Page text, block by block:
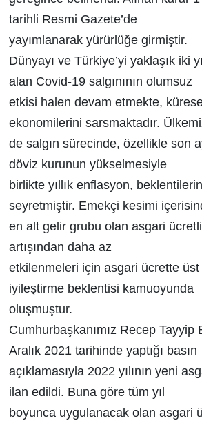
tarihli Resmi Gazete’de
yayımlanarak yürürlüğe girmiştir.
Dünyayı ve Türkiye’yi yaklaşık iki
alan Covid-19 salgınının olumsuz
etkisi halen devam etmekte,
ekonomilerini sarsmaktadır.
de salgın sürecinde, özellikle son
döviz kurunun yükselmesiyle
birlikte yıllık enflasyon,
seyretmiştir. Emekçi kesimi
en alt gelir grubu olan asgari
artışından daha az
etkilenmeleri için asgari ücrette
iyileştirme beklentisi kamuoyunda
oluşmuştur.
Cumhurbaşkanımız Recep Tayyip
Aralık 2021 tarihinde yaptığı basın
açıklamasıyla 2022 yılının yeni
ilan edildi. Buna göre tüm yıl
boyunca uygulanacak olan asgari